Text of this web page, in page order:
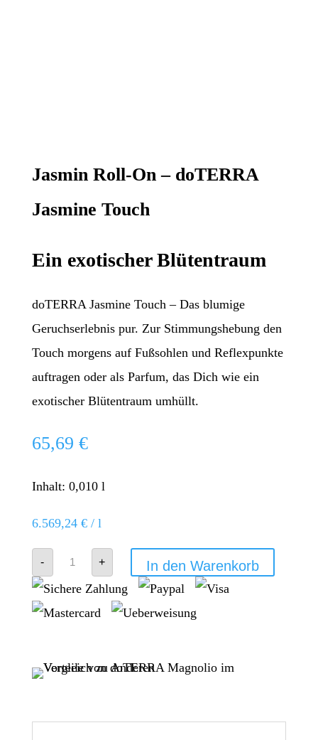
Jasmin Roll-On – doTERRA
Jasmine Touch
Ein exotischer Blütentraum
doTERRA Jasmine Touch – Das blumige
Geruchserlebnis pur. Zur Stimmungshebung den
Touch morgens auf Fußsohlen und Reflexpunkte
auftragen oder als Parfum, das Dich wie ein
exotischer Blütentraum umhüllt.
65,69 €
Inhalt: 0,010 l
6.569,24 €/ l
-
Roll-
-
Jasmine
+ In den Warenkorb